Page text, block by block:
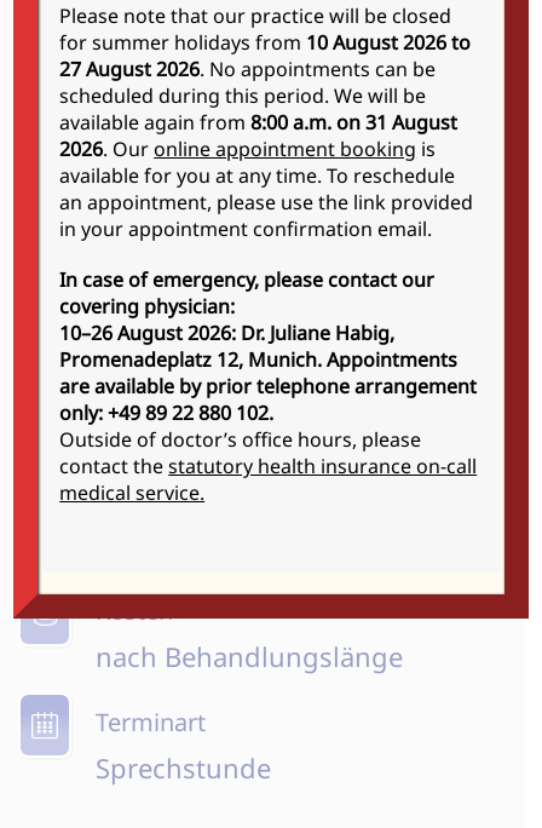
Erkrankung von dem kreisrunden
Haarausfall (Alopezia areata) abgegrenzt.
Mit Hilfe einer guten Anamnese, durch
Blutuntersuchungen und Trichoskopie
lassen sich die Ursachen häufig
identifizieren. Neben Apotheken-
pflichtigen Therapieansätzen erweitern
dieEigenbluttherapieund die
hochkonzentrierten Wirkstoffen das
aktuelle Behandlungspektrum.
Behandlungszeit
individuell
Betäubung
Kosten
nach Behandlungslänge
Terminart
Sprechstunde
Please note that our practice will be closed
for summer holidays from 10 August 2026 to
27 August 2026. No appointments can be
scheduled during this period. We will be
available again from8:00 a.m. on 31 August
2026. Ouronline appointment booking is
available for you at any time. To reschedule
an appointment, please use the link provided
in your appointment confirmation email.
In case of emergency, please contact our
covering physician:
10–26 August 2026: Dr. Juliane Habig,
Promenadeplatz 12, Munich.Appointments
are available by prior telephone arrangement
only: +49 89 22 880 102.
Outside of doctor’s office hours, please
contact thestatutory health insurance on-call
medical service.